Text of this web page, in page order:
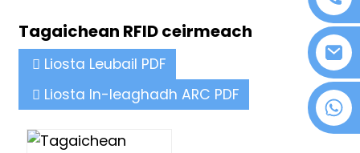
+86 18076372139
Tagaichean RFID ceirmeach
Liosta Leubail PDF
Liosta In-leaghadh ARC PDF